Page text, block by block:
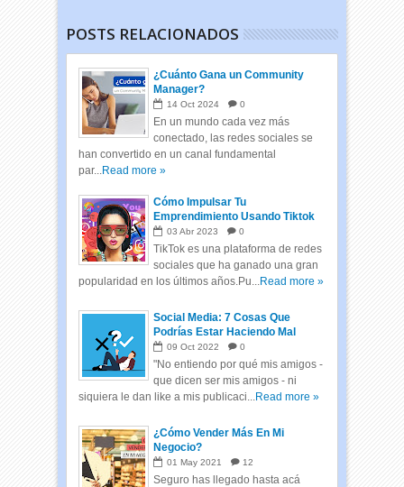
POSTS RELACIONADOS
¿Cuánto Gana un Community
Manager?
14 Oct 2024 0
En un mundo cada vez más
conectado, las redes sociales se
han convertido en un canal fundamental
par...Read more »
Cómo Impulsar Tu
Emprendimiento Usando Tiktok
03 Abr 2023 0
TikTok es una plataforma de redes
sociales que ha ganado una gran
popularidad en los últimos años.Pu...Read more »
Social Media: 7 Cosas Que
Podrías Estar Haciendo Mal
09 Oct 2022 0
"No entiendo por qué mis amigos -
que dicen ser mis amigos - ni
siquiera le dan like a mis publicaci...Read more »
¿Cómo Vender Más En Mi
Negocio?
01 May 2021 12
Seguro has llegado hasta acá